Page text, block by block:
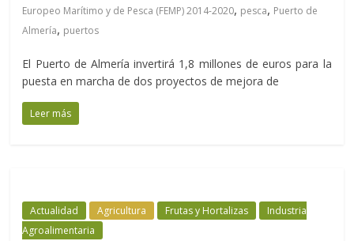
Europeo Marítimo y de Pesca (FEMP) 2014-2020, pesca, Puerto de
Almería, puertos
El Puerto de Almería invertirá 1,8 millones de euros para la
puesta en marcha de dos proyectos de mejora de
Leer más
Actualidad Agricultura Frutas y Hortalizas
Industria
Agroalimentaria